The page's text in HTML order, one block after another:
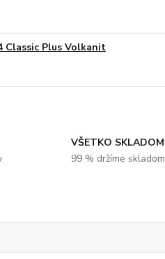
Classic Plus Volkanit
VŠETKO SKLADOM
99 % držíme skladom